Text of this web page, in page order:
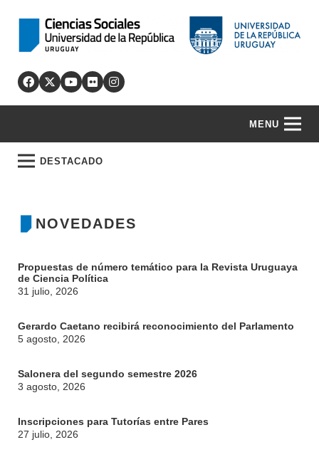
MENU
DESTACADO
NOVEDADES
Propuestas de número temático para la Revista Uruguaya
de Ciencia Política
31 julio, 2026
Gerardo Caetano recibirá reconocimiento del Parlamento
5 agosto, 2026
Salonera del segundo semestre 2026
3 agosto, 2026
Inscripciones para Tutorías entre Pares
27 julio, 2026